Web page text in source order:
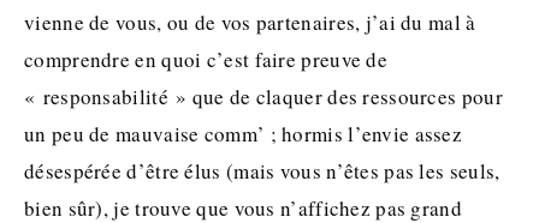
vienne de vous, ou de vos partenaires, j’ai du mal à
comprendre en quoi c’est faire preuve de
« responsabilité » que de claquer des ressources pour
un peu de mauvaise comm’ ; hormis l’envie assez
désespérée d’être élus (mais vous n’êtes pas les seuls,
bien sûr), je trouve que vous n’affichez pas grand